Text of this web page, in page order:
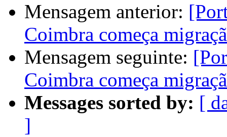
Mensagem anterior:
Coimbra começa
Mensagem seguinte:
Coimbra começa
Messages sorted by: [
]